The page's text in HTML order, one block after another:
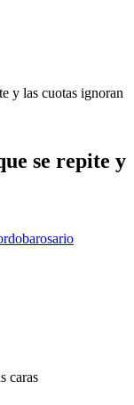
y las cuotas ignoran
se repite y
rosario
caras